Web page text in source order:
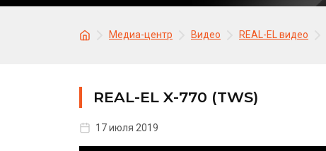
Медиа-центр Видео REAL-EL видео
REAL-EL X-770 (TWS)
17 июля 2019